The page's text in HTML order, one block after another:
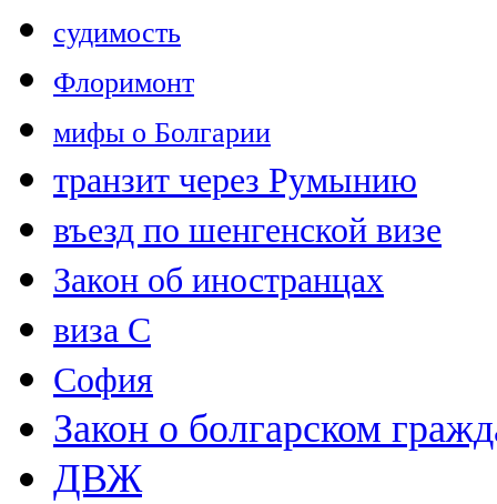
судимость
Флоримонт
мифы о Болгарии
транзит через Румынию
въезд по шенгенской визе
Закон об иностранцах
виза С
София
Закон о болгарском
ДВЖ